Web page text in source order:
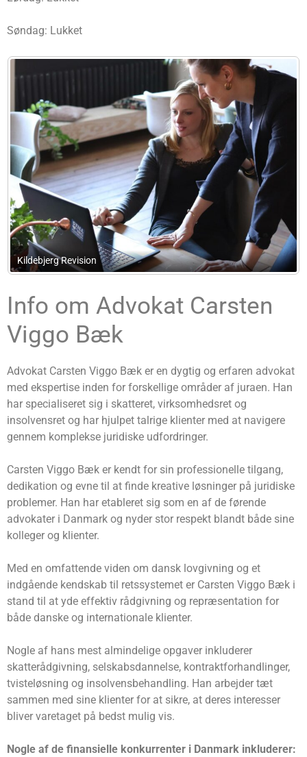
Søndag: Lukket
Carsten Bjørn Jensen Statsautoriseret
Info om Advokat Carsten
Viggo Bæk
Advokat Carsten Viggo Bæk er en dygtig og erfaren advokat
med ekspertise inden for forskellige områder af juraen. Han
har specialiseret sig i skatteret, virksomhedsret og
insolvensret og har hjulpet talrige klienter med at navigere
gennem komplekse juridiske udfordringer.
Carsten Viggo Bæk er kendt for sin professionelle tilgang,
dedikation og evne til at finde kreative løsninger på juridiske
problemer. Han har etableret sig som en af de førende
advokater i Danmark og nyder stor respekt blandt både sine
kolleger og klienter.
Med en omfattende viden om dansk lovgivning og et
indgående kendskab til retssystemet er Carsten Viggo Bæk i
stand til at yde effektiv rådgivning og repræsentation for
både danske og internationale klienter.
Nogle af hans mest almindelige opgaver inkluderer
skatterådgivning, selskabsdannelse, kontraktforhandlinger,
tvisteløsning og insolvensbehandling. Han arbejder tæt
sammen med sine klienter for at sikre, at deres interesser
bliver varetaget på bedst mulig vis.
Nogle af de finansielle konkurrenter i Danmark inkluderer: